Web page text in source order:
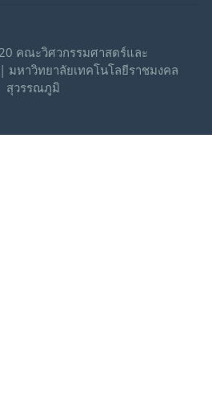
คณะวิศวกรรมศาสตร์และ
มหาวิทยาลัยเทคโนโลยีราชมงคล
สุวรรณภูมิ